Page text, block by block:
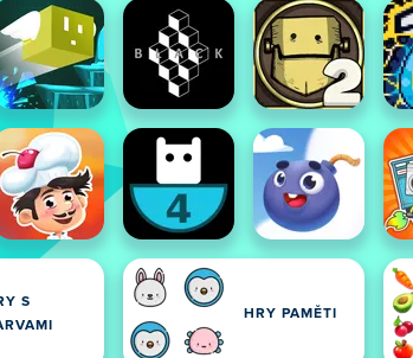
S
HRY PAMĚTI